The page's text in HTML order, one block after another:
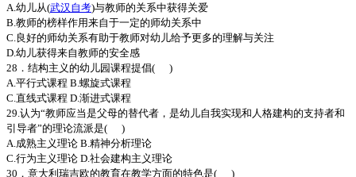
A.幼儿从(武汉自考)与教师的关系中获得关爱
B.教师的榜样作用来自于一定的师幼关系中
C.良好的师幼关系有助于教师对幼儿给予更多的理解与关注
D.幼儿获得来自教师的安全感
28．结构主义的幼儿园课程提倡( )
A.平行式课程 B.螺旋式课程
C.直线式课程 D.渐进式课程
29.认为“教师应当是父母的替代者，是幼儿自我实现和人格建构的支持者和
引导者”的理论流派是( )
A.成熟主义理论 B.精神分析理论
C.行为主义理论 D.社会建构主义理论
30．意大利瑞吉欧的教育在教学方面的特色是( )